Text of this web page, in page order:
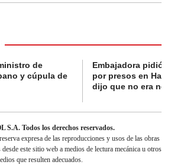
de
y cúpula de
Embajadora pidió
por presos en
dijo que no era
S.A. Todos los derechos reservados.
expresa de las reproducciones y usos de las obras
este sitio web a medios de lectura mecánica u otros
que resulten adecuados.